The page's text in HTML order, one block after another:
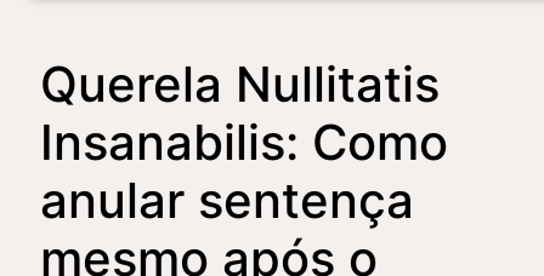
Querela Nullitatis
Insanabilis: Como
anular sentença
mesmo após o